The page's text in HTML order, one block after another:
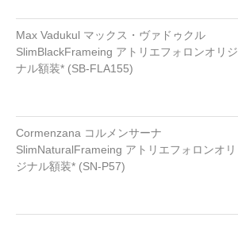
Max Vadukul マックス・ヴァドゥクル
SlimBlackFrameing アトリエフォロンオリジ
ナル額装* (SB-FLA155)
Cormenzana コルメンサーナ
SlimNaturalFrameing アトリエフォロンオリ
ジナル額装* (SN-P57)